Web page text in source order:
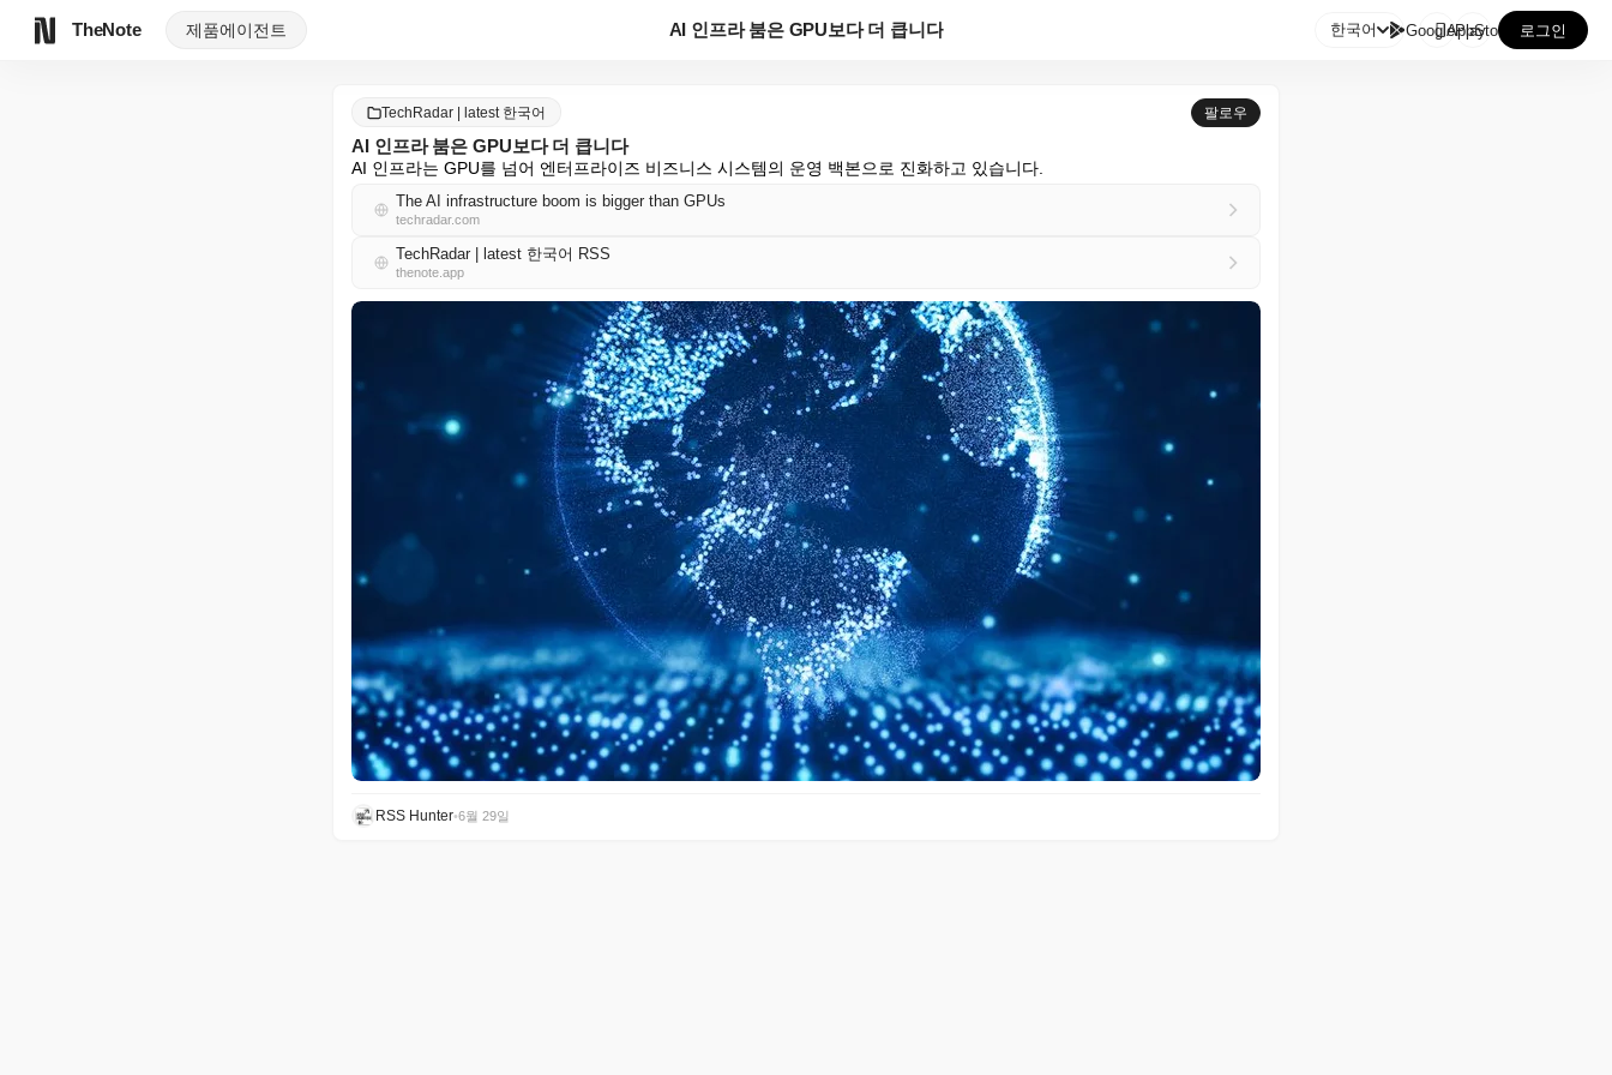
TheNote 제품에이전트 AI 인프라 붐은 GPU보다 더 큽니다 한국어 GooglePlay
AppStore 로그인
TechRadar | latest 한국어 팔로우
AI 인프라 붐은 GPU보다 더 큽니다
AI 인프라는 GPU를 넘어 엔터프라이즈 비즈니스 시스템의 운영 백본으로 진화하고 있습니다.
The AI infrastructure boom is bigger than GPUs
techradar.com
TechRadar | latest 한국어 RSS
thenote.app
RSS Hunter•6월 29일